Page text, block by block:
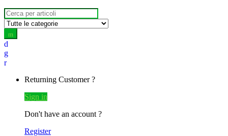
Search
for:
Returning Customer ?
Sign in
Don't have an account ?
Register